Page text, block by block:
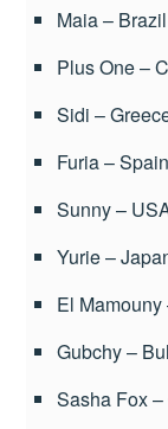
Maia –
Plus One –
Sidi –
Furia –
Sunny –
Yurie –
El
Gubchy –
Sasha Fox